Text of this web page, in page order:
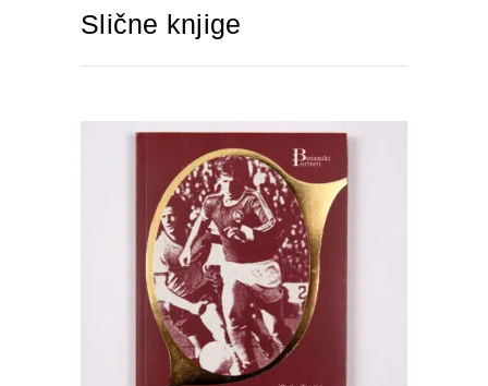
Slične knjige
DODAJTE U KORPU